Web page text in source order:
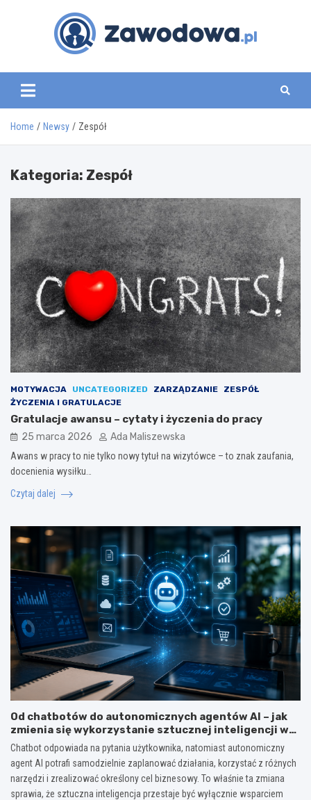
zawodowa.pl
Home Newsy Zespół
Kategoria: Zespół
MOTYWACJA UNCATEGORIZED ZARZĄDZANIE
ZESPÓŁ
ŻYCZENIA I GRATULACJE
Gratulacje awansu – cytaty i życzenia do pracy
25 marca 2026 Ada Maliszewska
Awans w pracy to nie tylko nowy tytuł na wizytówce – to znak zaufania,
docenienia wysiłku…
Czytaj dalej
Od chatbotów do autonomicznych agentów AI – jak
zmienia się wykorzystanie sztucznej inteligencji w
biznesie?
Chatbot odpowiada na pytania użytkownika, natomiast autonomiczny
agent AI potrafi samodzielnie zaplanować działania, korzystać z różnych
narzędzi i zrealizować określony cel biznesowy. To właśnie ta zmiana
sprawia, że sztuczna inteligencja przestaje być wyłącznie wsparciem